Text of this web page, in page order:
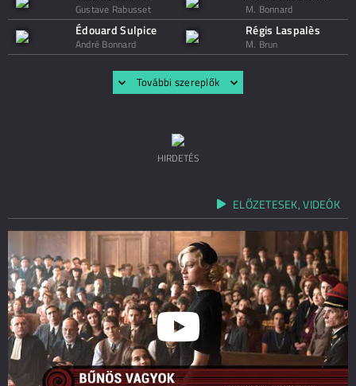
Gustave Rabusset M. Bonnard
Édouard Sulpice
André Bonnard
Régis Laspalès
M. Brun
További szereplők
HIRDETÉS
ELŐZETESEK, VIDEÓK